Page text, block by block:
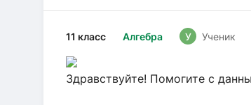
Алгебра
11 класс У Ученик
Здравствуйте! Помогите с